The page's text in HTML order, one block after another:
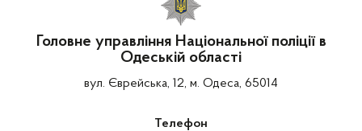
Головне управління Національної поліції в
Одеській області
вул. Єврейська, 12, м. Одеса, 65014
Телефон